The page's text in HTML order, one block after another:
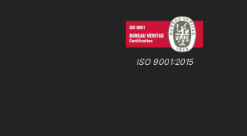
ISO 9001:2015